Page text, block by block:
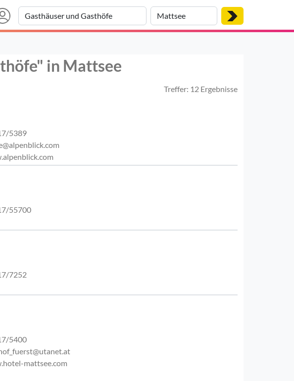
in Mattsee
Treffer: 12 Ergebnisse
5389
55700
7252
5400
mattsee.com